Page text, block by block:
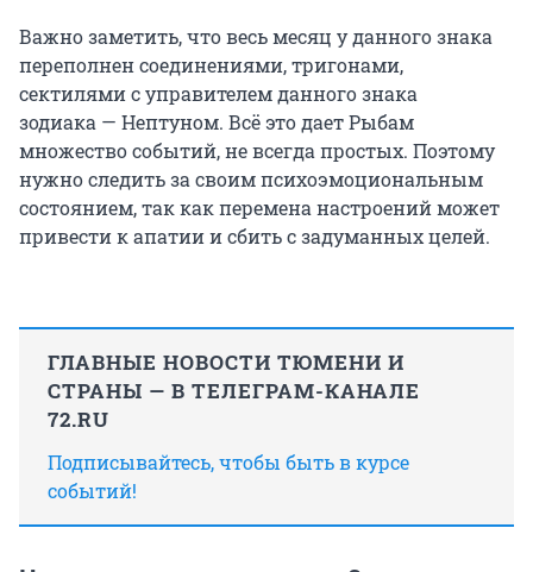
Важно заметить, что весь месяц у данного знака
переполнен соединениями, тригонами,
сектилями с управителем данного знака
зодиака — Нептуном. Всё это дает Рыбам
множество событий, не всегда простых. Поэтому
нужно следить за своим психоэмоциональным
состоянием, так как перемена настроений может
привести к апатии и сбить с задуманных целей.
ГЛАВНЫЕ НОВОСТИ ТЮМЕНИ И
СТРАНЫ — В ТЕЛЕГРАМ-КАНАЛЕ
72.RU
Подписывайтесь, чтобы быть в курсе
событий!